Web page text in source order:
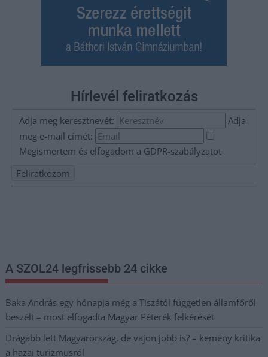
Hírlevél feliratkozás
Adja meg keresztnevét:
Adja
meg e-mail címét:
Megismertem és elfogadom a GDPR-szabályzatot
A SZOL24 legfrissebb 24 cikke
Baka András egy hónapja még a Tiszától független államfőről
beszélt – most elfogadta Magyar Péterék felkérését
Drágább lett Magyarország, de vajon jobb is? – kemény kritika
a hazai turizmusról